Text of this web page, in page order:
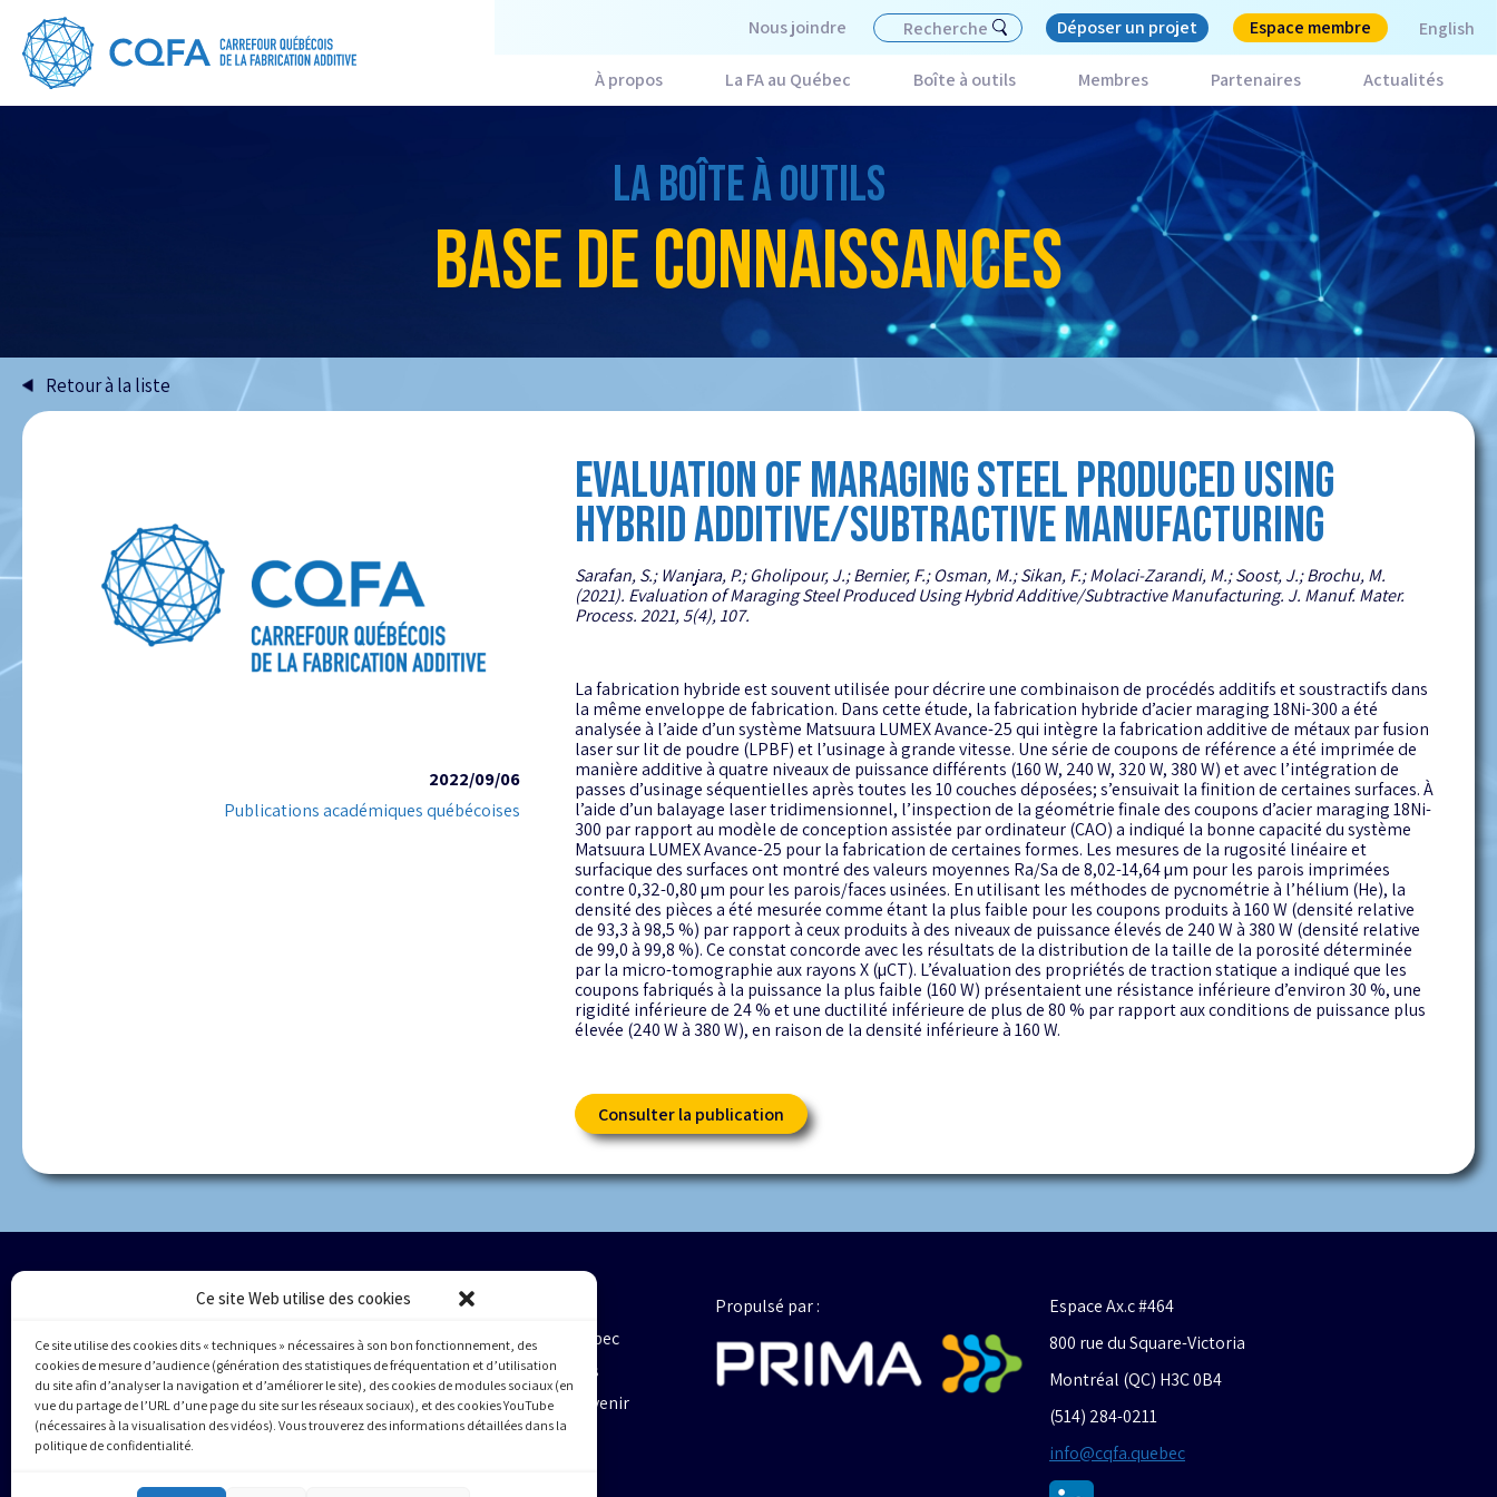
Ce site Web utilise des cookies
Ce site utilise des cookies dits « techniques » nécessaires à son bon fonctionnement, des
cookies de mesure d’audience (génération des statistiques de fréquentation et d’utilisation
du site afin d’analyser la navigation et d’améliorer le site), des cookies de modules sociaux (en
vue du partage de l’URL d’une page du site sur les réseaux sociaux), et des cookies YouTube
(nécessaires à la visualisation des vidéos). Vous trouverez des informations détaillées dans la
politique de confidentialité.
Nous joindre Déposer un projet Espace membre English
À propos La FA au Québec Boîte à outils Membres Partenaires Actualités
BASE DE CONNAISSANCES
LA BOÎTE À OUTILS
Retour à la liste
2022/09/06
Publications académiques québécoises
EVALUATION OF MARAGING STEEL PRODUCED USING
HYBRID ADDITIVE/SUBTRACTIVE MANUFACTURING
Sarafan, S.; Wanjara, P.; Gholipour, J.; Bernier, F.; Osman, M.; Sikan, F.; Molaci-Zarandi, M.; Soost, J.; Brochu, M.
(2021). Evaluation of Maraging Steel Produced Using Hybrid Additive/Subtractive Manufacturing. J. Manuf. Mater.
Process. 2021, 5(4), 107.
La fabrication hybride est souvent utilisée pour décrire une combinaison de procédés additifs et soustractifs dans
la même enveloppe de fabrication. Dans cette étude, la fabrication hybride d’acier maraging 18Ni-300 a été
analysée à l’aide d’un système Matsuura LUMEX Avance-25 qui intègre la fabrication additive de métaux par fusion
laser sur lit de poudre (LPBF) et l’usinage à grande vitesse. Une série de coupons de référence a été imprimée de
manière additive à quatre niveaux de puissance différents (160 W, 240 W, 320 W, 380 W) et avec l’intégration de
passes d’usinage séquentielles après toutes les 10 couches déposées; s’ensuivait la finition de certaines surfaces. À
l’aide d’un balayage laser tridimensionnel, l’inspection de la géométrie finale des coupons d’acier maraging 18Ni-
300 par rapport au modèle de conception assistée par ordinateur (CAO) a indiqué la bonne capacité du système
Matsuura LUMEX Avance-25 pour la fabrication de certaines formes. Les mesures de la rugosité linéaire et
surfacique des surfaces ont montré des valeurs moyennes Ra/Sa de 8,02-14,64 µm pour les parois imprimées
contre 0,32-0,80 µm pour les parois/faces usinées. En utilisant les méthodes de pycnométrie à l’hélium (He), la
densité des pièces a été mesurée comme étant la plus faible pour les coupons produits à 160 W (densité relative
de 93,3 à 98,5 %) par rapport à ceux produits à des niveaux de puissance élevés de 240 W à 380 W (densité relative
de 99,0 à 99,8 %). Ce constat concorde avec les résultats de la distribution de la taille de la porosité déterminée
par la micro-tomographie aux rayons X (µCT). L’évaluation des propriétés de traction statique a indiqué que les
coupons fabriqués à la puissance la plus faible (160 W) présentaient une résistance inférieure d’environ 30 %, une
rigidité inférieure de 24 % et une ductilité inférieure de plus de 80 % par rapport aux conditions de puissance plus
élevée (240 W à 380 W), en raison de la densité inférieure à 160 W.
Consulter la publication
La FA au Québec
Boîte à outils
Pourquoi devenir
membre
Propulsé par :
Espace Ax.c #464
800 rue du Square-Victoria
Montréal (QC) H3C 0B4
(514) 284-0211
info@cqfa.quebec